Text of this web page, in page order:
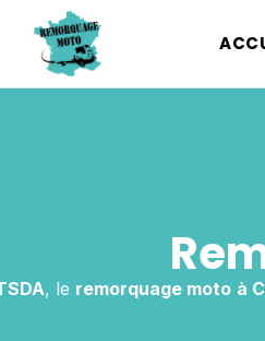
, le remorquage moto à